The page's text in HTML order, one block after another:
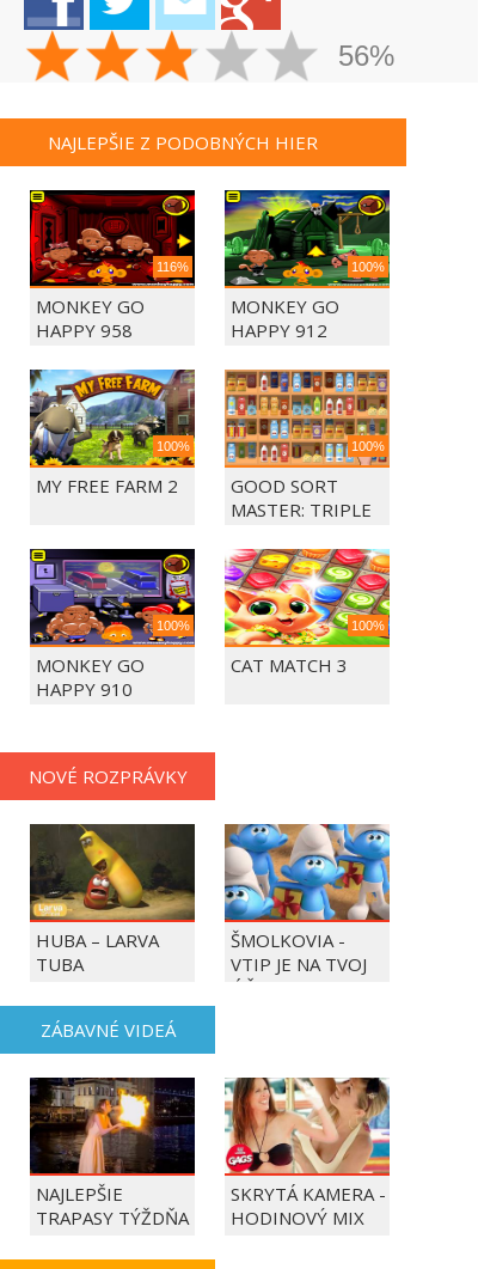
56%
NAJLEPŠIE Z PODOBNÝCH HIER
116%
MONKEY GO
HAPPY 958
100%
MONKEY GO
HAPPY 912
100%
MY FREE FARM 2
100%
GOOD SORT
MASTER: TRIPLE
100%
MONKEY GO
HAPPY 910
100%
CAT MATCH 3
NOVÉ ROZPRÁVKY
HUBA – LARVA
TUBA
ŠMOLKOVIA -
VTIP JE NA TVOJ
ÚČET
ZÁBAVNÉ VIDEÁ
NAJLEPŠIE
TRAPASY TÝŽDŇA
SKRYTÁ KAMERA -
HODINOVÝ MIX